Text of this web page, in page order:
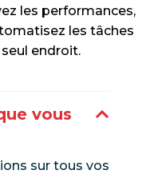
les performances,
les tâches
endroit.
vous
sur tous vos